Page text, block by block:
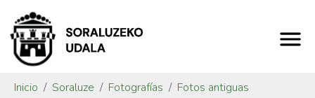
Inicio Soraluze Fotografías
Fotos antiguas